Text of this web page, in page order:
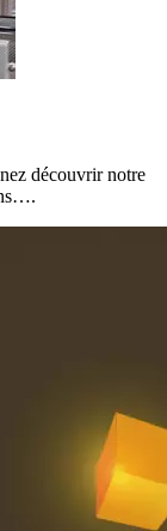
découvrir notre